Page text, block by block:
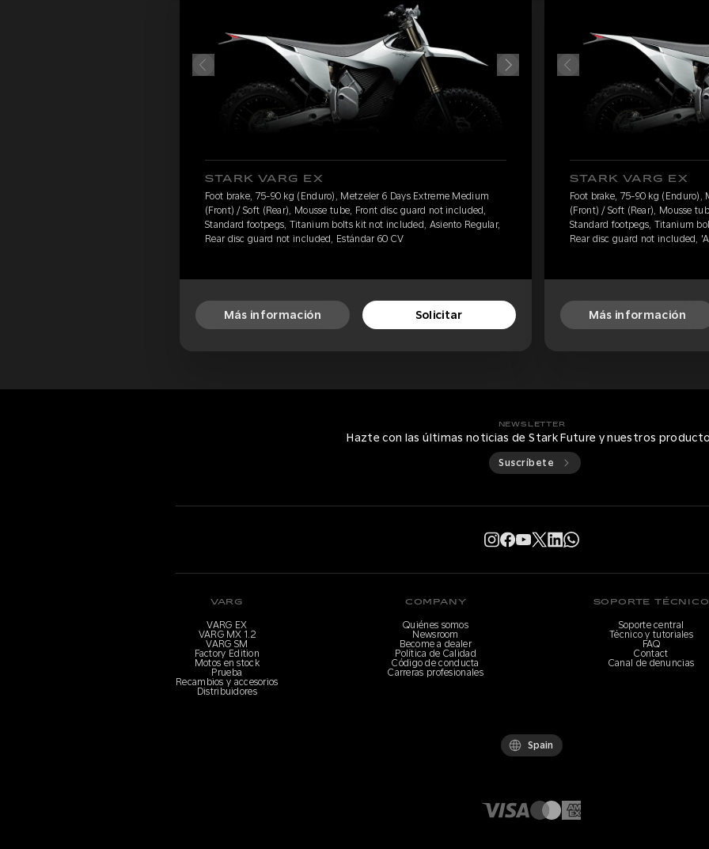
STARK VARG EX
Foot brake, 75-90 kg (Enduro), Metzeler 6 Days Extreme Medium
(Front) / Soft (Rear), Mousse tube, Front disc guard not included,
Standard footpegs, Titanium bolts kit not included, Asiento Regular,
Rear disc guard not included, Estándar 60 CV
Más información Solicitar
STARK VARG EX
Foot brake, 75-90 kg (Enduro),
(Front) / Soft (Rear), Mousse
Standard footpegs, Titanium
Rear disc guard not included,
Más información
NEWSLETTER
Hazte con las últimas noticias de Stark Future y nuestros
Suscríbete
VARG
VARG EX
VARG MX 1.2
VARG SM
Factory Edition
Motos en stock
Prueba
Recambios y accesorios
Distribuidores
COMPANY
Quiénes somos
Newsroom
Become a dealer
Política de Calidad
Código de conducta
Carreras profesionales
SOPORTE TÉCNICO
Soporte central
Técnico y tutoriales
FAQ
Contact
Canal de denuncias
Spain